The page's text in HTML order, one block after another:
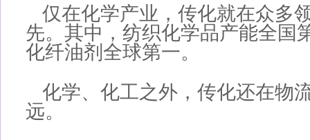
仅在化学产业，传化就在众多
先。其中，纺织化学品产能全国
化纤油剂全球第一。
化学、化工之外，传化还在物
远。